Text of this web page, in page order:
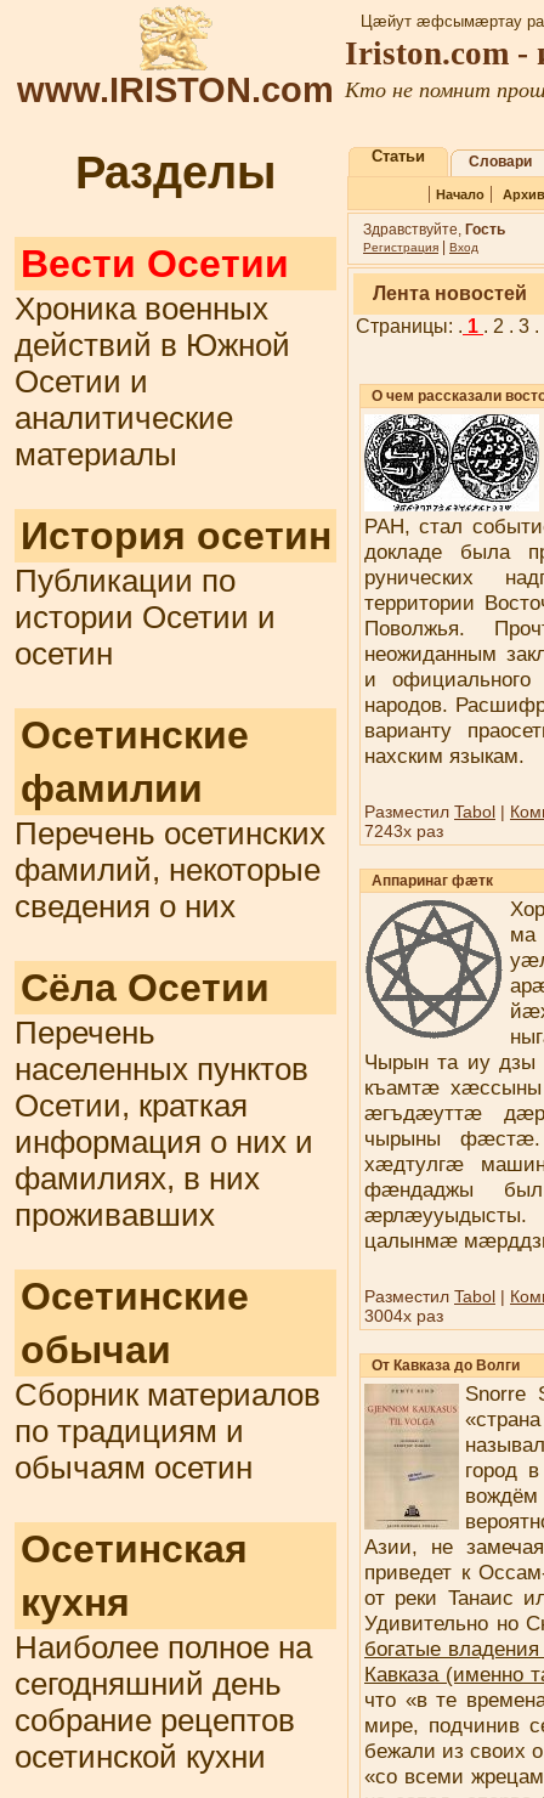
www.IRISTON.com
Цæйут æфсымæртау
Iriston.com -
Кто не помнит
Разделы
Вести Осетии
Хроника военных
действий в Южной
Осетии и
аналитические
материалы
История осетин
Публикации по
истории Осетии и
осетин
Осетинские
фамилии
Перечень осетинских
фамилий, некоторые
сведения о них
Сёла Осетии
Перечень
населенных пунктов
Осетии, краткая
информация о них и
фамилиях, в них
проживавших
Осетинские
обычаи
Сборник материалов
по традициям и
обычаям осетин
Осетинская
кухня
Наиболее полное на
сегодняшний день
собрание рецептов
осетинской кухни
Статьи Словари
| Начало | Архив
Здравствуйте, Гость
Регистрация Вход
Лента новостей
Страницы: . 1 . 2 . 3 .
О чем рассказали
РАН, стал
докладе была
рунических
территории
Поволжья.
неожиданным
и
народов.
варианту
нахским языкам.
Разместил Tabol |
7243x раз
Аппаринаг фæтк
ма
Чырын та иу
къамтæ
æгъдæуттæ
чырыны
хæдтулгæ
фæндаджы
цалынмæ
Разместил Tabol |
3004x раз
От Кавказа до Волги
Snorre
город
Азии, не
приведет к
от реки Taнаис
Удивительно но
богатые владения
Кавказа (именно
что «в те
мире, подчинив
бежали из своих
«со всеми